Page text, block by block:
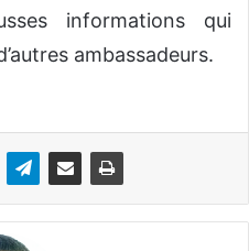
informations qui
ambassadeurs.